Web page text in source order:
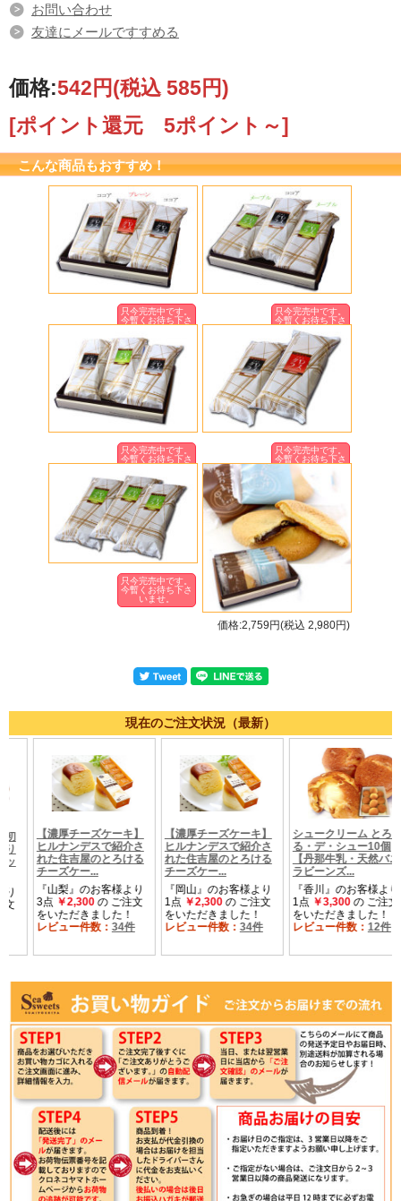
お問い合わせ
友達にメールですすめる
価格:542円(税込 585円)
[ポイント還元 5ポイント～]
こんな商品もおすすめ！
只今完売中です。
今暫くお待ち下さ
只今完売中です。
今暫くお待ち下さ
いませ。
只今完売中です。
今暫くお待ち下さ
只今完売中です。
今暫くお待ち下さ
只今完売中です。
今暫くお待ち下さ
いませ。
価格:2,759円(税込 2,980円)
現在のご注文状況（最新）